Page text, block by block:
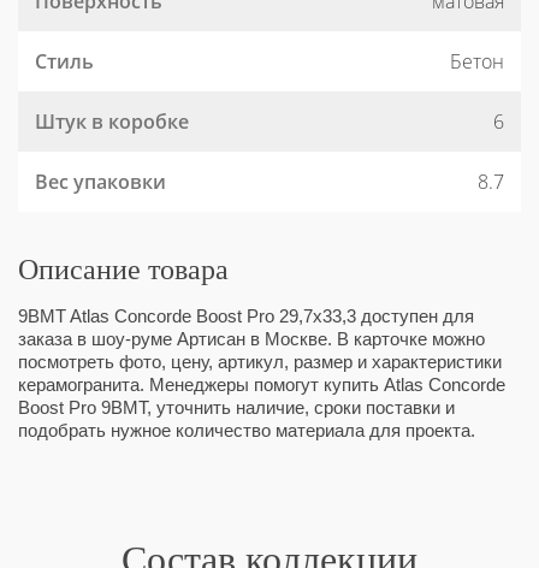
Стиль Бетон
Штук в коробке 6
Вес упаковки 8.7
Описание товара
9BMT Atlas Concorde Boost Pro 29,7x33,3 доступен для
заказа в шоу-руме Артисан в Москве. В карточке можно
посмотреть фото, цену, артикул, размер и характеристики
керамогранита. Менеджеры помогут купить Atlas Concorde
Boost Pro 9BMT, уточнить наличие, сроки поставки и
подобрать нужное количество материала для проекта.